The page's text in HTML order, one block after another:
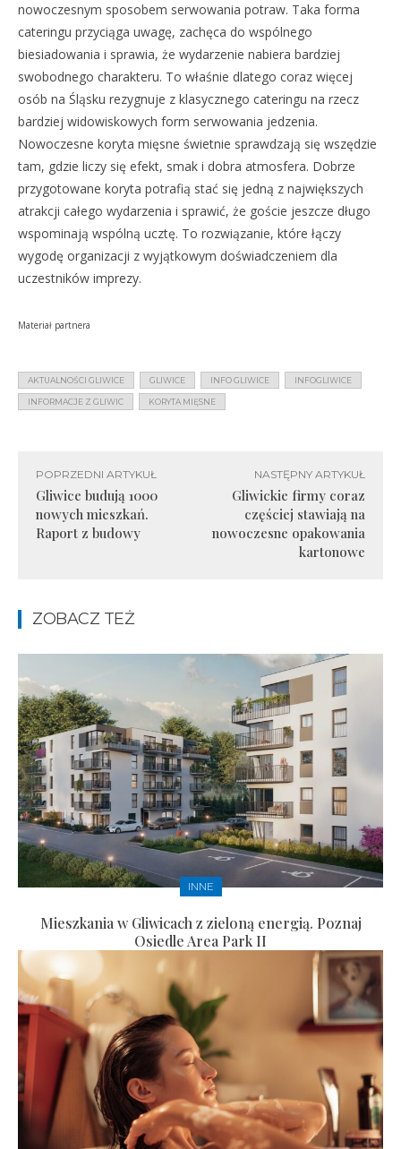
nowoczesnym sposobem serwowania potraw. Taka forma
cateringu przyciąga uwagę, zachęca do wspólnego
biesiadowania i sprawia, że wydarzenie nabiera bardziej
swobodnego charakteru. To właśnie dlatego coraz więcej
osób na Śląsku rezygnuje z klasycznego cateringu na rzecz
bardziej widowiskowych form serwowania jedzenia.
Nowoczesne koryta mięsne świetnie sprawdzają się wszędzie
tam, gdzie liczy się efekt, smak i dobra atmosfera. Dobrze
przygotowane koryta potrafią stać się jedną z największych
atrakcji całego wydarzenia i sprawić, że goście jeszcze długo
wspominają wspólną ucztę. To rozwiązanie, które łączy
wygodę organizacji z wyjątkowym doświadczeniem dla
uczestników imprezy.
Materiał partnera
AKTUALNOŚCI GLIWICE GLIWICE INFO GLIWICE INFOGLIWICE
INFORMACJE Z GLIWIC KORYTA MIĘSNE
POPRZEDNI ARTYKUŁ
Gliwice budują 1000
nowych mieszkań.
Raport z budowy
NASTĘPNY ARTYKUŁ
Gliwickie firmy coraz
częściej stawiają na
nowoczesne opakowania
kartonowe
ZOBACZ TEŻ
INNE
Mieszkania w Gliwicach z zieloną energią. Poznaj
Osiedle Area Park II